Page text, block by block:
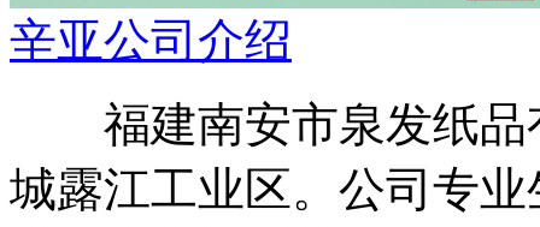
辛亚公司介绍
福建南安市泉发纸品
城露江工业区。公司专